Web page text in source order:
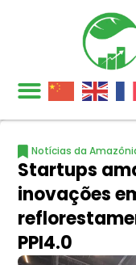
Notícias da
Startups
inovações
PPI4.0